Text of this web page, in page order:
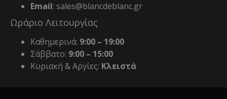
Email: sales@blancdeblanc.gr
Ωράριο Λειτουργίας
Καθημερινά: 9:00 – 19:00
Σάββατο: 9:00 – 15:00
Κυριακή & Αργίες: Κλειστά